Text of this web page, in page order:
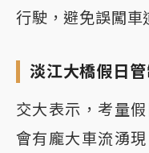
行駛，避免誤闖車
淡江大橋假日
交大表示，考量
會有龐大車流湧